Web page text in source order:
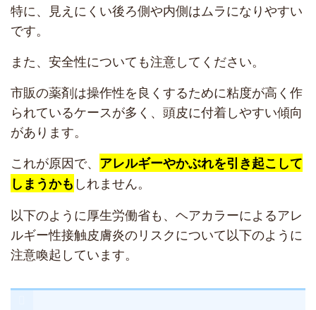
特に、見えにくい後ろ側や内側はムラになりやすい
です。
また、安全性についても注意してください。
市販の薬剤は操作性を良くするために粘度が高く作
られているケースが多く、頭皮に付着しやすい傾向
があります。
これが原因で、 アレルギーやかぶれを引き起こして
しまうかも しれません。
以下のように厚生労働省も、ヘアカラーによるアレ
ルギー性接触皮膚炎のリスクについて以下のように
注意喚起しています。